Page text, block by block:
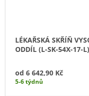
LÉKAŘSKÁ SKŘÍŇ
ODDÍL (L-SK-54X-17-L)
od 6 642,90 Kč
5-6 týdnů